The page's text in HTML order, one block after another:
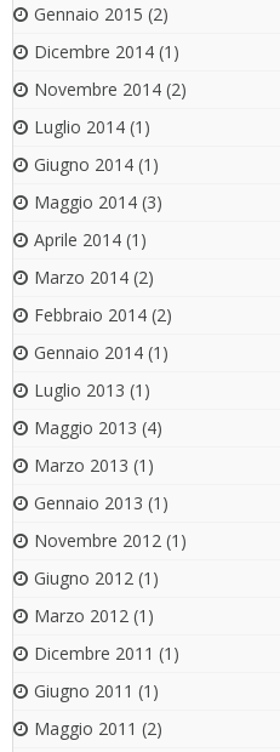
Gennaio 2015 (2)
Dicembre 2014 (1)
Novembre 2014 (2)
Luglio 2014 (1)
Giugno 2014 (1)
Maggio 2014 (3)
Aprile 2014 (1)
Marzo 2014 (2)
Febbraio 2014 (2)
Gennaio 2014 (1)
Luglio 2013 (1)
Maggio 2013 (4)
Marzo 2013 (1)
Gennaio 2013 (1)
Novembre 2012 (1)
Giugno 2012 (1)
Marzo 2012 (1)
Dicembre 2011 (1)
Giugno 2011 (1)
Maggio 2011 (2)